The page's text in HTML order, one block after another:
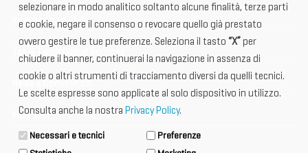
International Club
Tax & Legal Global Services
News e Comunicati
Media Kit
selezionare in modo analitico soltanto alcune finalità, terze parti
e cookie, negare il consenso o revocare quello già prestato
ovvero gestire le tue preferenze. Seleziona il tasto “X” per
chiudere il banner, continuerai la navigazione in assenza di
cookie o altri strumenti di tracciamento diversi da quelli tecnici.
Le scelte espresse sono applicate al solo dispositivo in utilizzo.
Consulta anche la nostra Privacy Policy.
Necessari e tecnici
Preferenze